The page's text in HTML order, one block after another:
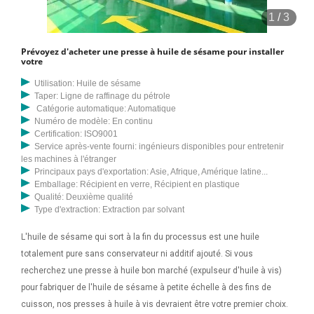
1 /3
Prévoyez d'acheter une presse à huile de sésame pour installer
votre
Utilisation: Huile de sésame
Taper: Ligne de raffinage du pétrole
Catégorie automatique: Automatique
Numéro de modèle: En continu
Certification: ISO9001
Service après-vente fourni: ingénieurs disponibles pour entretenir
les machines à l'étranger
Principaux pays d'exportation: Asie, Afrique, Amérique latine...
Emballage: Récipient en verre, Récipient en plastique
Qualité: Deuxième qualité
Type d'extraction: Extraction par solvant
L'huile de sésame qui sort à la fin du processus est une huile
totalement pure sans conservateur ni additif ajouté. Si vous
recherchez une presse à huile bon marché (expulseur d'huile à vis)
pour fabriquer de l'huile de sésame à petite échelle à des fins de
cuisson, nos presses à huile à vis devraient être votre premier choix.